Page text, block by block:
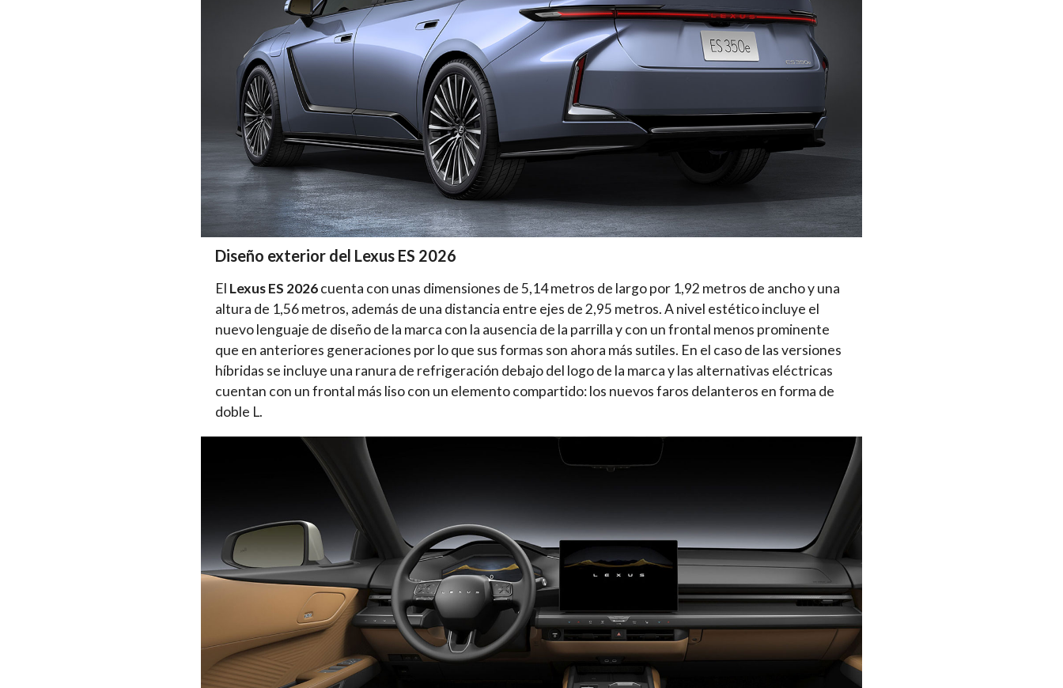
Diseño exterior del Lexus ES 2026
El Lexus ES 2026cuenta con unas dimensiones de 5,14 metros de largo por 1,92 metros de ancho y una
altura de 1,56 metros, además de una distancia entre ejes de 2,95 metros. A nivel estético incluye el
nuevo lenguaje de diseño de la marca con la ausencia de la parrilla y con un frontal menos prominente
que en anteriores generaciones por lo que sus formas son ahora más sutiles. En el caso de las versiones
híbridas se incluye una ranura de refrigeración debajo del logo de la marca y las alternativas eléctricas
cuentan con un frontal más liso con un elemento compartido: los nuevos faros delanteros en forma de
doble L.